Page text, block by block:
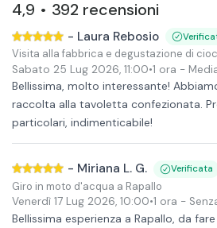
4,9 • 392 recensioni
- Laura Rebosio
Visita alla fabbrica e degustazione di
Sabato 25 Lug 2026, 11:00•1 ora -
Bellissima, molto interessante!
raccolta alla tavoletta confezionata.
particolari, indimenticabile!
- Miriana L. G. Verificata
Giro in moto d'acqua a Rapallo
Venerdì 17 Lug 2026, 10:00•1 ora -
Bellissima esperienza a Rapallo, da